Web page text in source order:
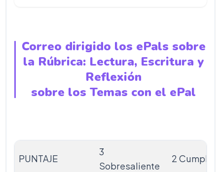
Correo dirigido los ePals sobre
la Rúbrica: Lectura, Escritura y
Reflexión
sobre los Temas con el ePal
PUNTAJE
3
Sobresaliente
2 Cumplió